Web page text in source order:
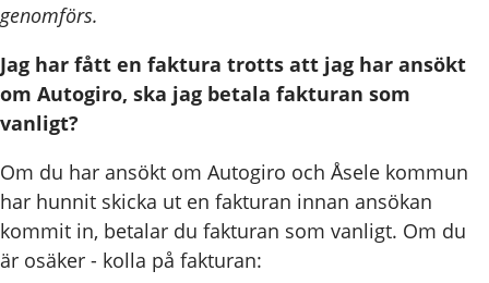
genomförs.
Jag har fått en faktura trotts att jag har ansökt
om Autogiro, ska jag betala fakturan som
vanligt?
Om du har ansökt om Autogiro och Åsele kommun
har hunnit skicka ut en fakturan innan ansökan
kommit in, betalar du fakturan som vanligt. Om du
är osäker - kolla på fakturan: